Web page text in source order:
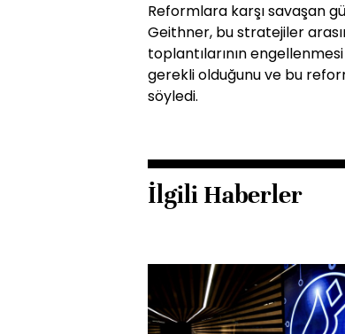
Reformlara karşı savaşan
Geithner, bu stratejiler
toplantılarının
gerekli olduğunu ve bu
söyledi.
İlgili Haberler